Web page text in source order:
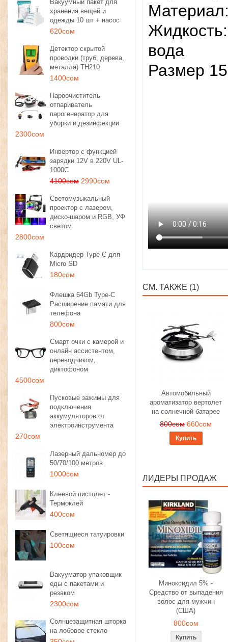
Вакуумный пакет для
хранения вещей и
одежды 10 шт + насос
620сом
Детектор скрытой
проводки (труб, дерева,
металла) TH210
1400сом
Пароочиститель
отпариватель
парогенератор для
уборки и дезинфекции
2300сом
Инвертор с функцией
зарядки 12V в 220V UL-
1000C
4100сом 2990сом
Светомузыкальный
проектор с лазером,
диско-шаром и RGB, УФ
светом
2800сом
Кардридер Type-C для
Micro SD
180сом
Флешка 64Gb Type-C
Расширение памяти для
телефона
800сом
Смарт очки с камерой и
онлайн ассистентом,
переводчиком,
диктофоном
4500сом
Пусковые зажимы для
подключения
аккумуляторов от
электроинструмента
270сом
Лазерный дальномер до
50/70/100 метров
1000сом
Клеевой пистолет -
Термоклей
400сом
Светящиеся татуировки
100сом
Вакууматор упаковщик
еды с пакетами и
резаком
2300сом
Солнцезащитная шторка
на лобовое стекло
вода
Размер
СМ. ТАКЖЕ (1)
Автомобильный
ароматизатор вертолет
на солнечной батарее
800сом 660сом
Купить
ЛИДЕРЫ ПРОДАЖ
Миноксидил 5% -
Средство от выпадения
волос для мужчин
(США)
800сом